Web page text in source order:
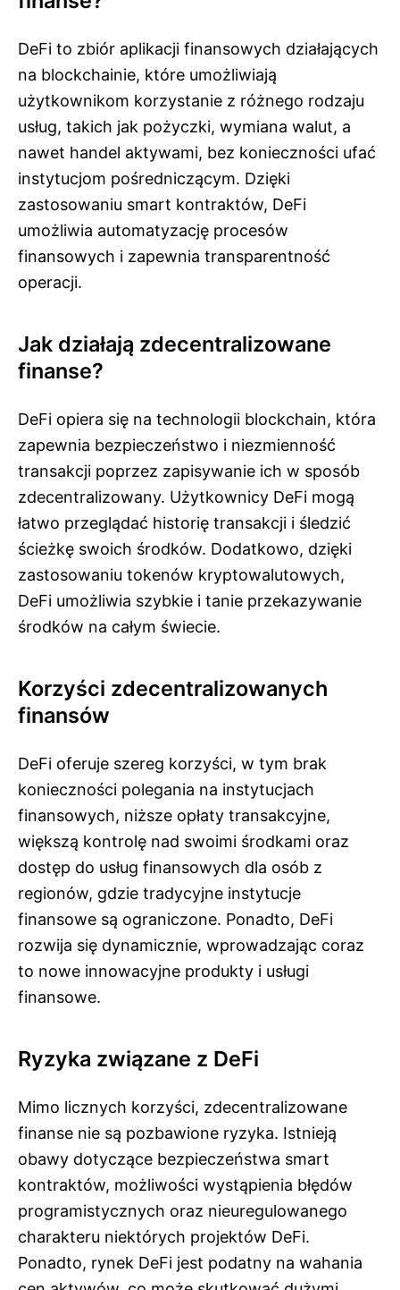
DeFi to zbiór aplikacji finansowych działających
na blockchainie, które umożliwiają
użytkownikom korzystanie z różnego rodzaju
usług, takich jak pożyczki, wymiana walut, a
nawet handel aktywami, bez konieczności ufać
instytucjom pośredniczącym. Dzięki
zastosowaniu smart kontraktów, DeFi
umożliwia automatyzację procesów
finansowych i zapewnia transparentność
operacji.
Jak działają zdecentralizowane
finanse?
DeFi opiera się na technologii blockchain, która
zapewnia bezpieczeństwo i niezmienność
transakcji poprzez zapisywanie ich w sposób
zdecentralizowany. Użytkownicy DeFi mogą
łatwo przeglądać historię transakcji i śledzić
ścieżkę swoich środków. Dodatkowo, dzięki
zastosowaniu tokenów kryptowalutowych,
DeFi umożliwia szybkie i tanie przekazywanie
środków na całym świecie.
Korzyści zdecentralizowanych
finansów
DeFi oferuje szereg korzyści, w tym brak
konieczności polegania na instytucjach
finansowych, niższe opłaty transakcyjne,
większą kontrolę nad swoimi środkami oraz
dostęp do usług finansowych dla osób z
regionów, gdzie tradycyjne instytucje
finansowe są ograniczone. Ponadto, DeFi
rozwija się dynamicznie, wprowadzając coraz
to nowe innowacyjne produkty i usługi
finansowe.
Ryzyka związane z DeFi
Mimo licznych korzyści, zdecentralizowane
finanse nie są pozbawione ryzyka. Istnieją
obawy dotyczące bezpieczeństwa smart
kontraktów, możliwości wystąpienia błędów
programistycznych oraz nieuregulowanego
charakteru niektórych projektów DeFi.
Ponadto, rynek DeFi jest podatny na wahania